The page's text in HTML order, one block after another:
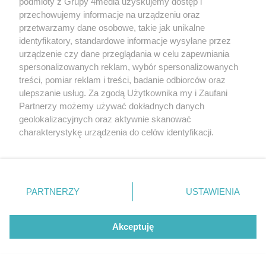
WSM chce budować przy Włościańskiej. Ekspertyza
wykazała problemy z gruntem pod przedszkolem
Autor artykułu:
Wiktor Zając
przechowujemy informacje na urządzeniu oraz
przetwarzamy dane osobowe, takie jak unikalne
identyfikatory, standardowe informacje wysyłane przez
urządzenie czy dane przeglądania w celu zapewniania
spersonalizowanych reklam, wybór spersonalizowanych
treści, pomiar reklam i treści, badanie odbiorców oraz
ulepszanie usług. Za zgodą Użytkownika my i Zaufani
Partnerzy możemy używać dokładnych danych
geolokalizacyjnych oraz aktywnie skanować
charakterystykę urządzenia do celów identyfikacji.
zmienić/wycofać klikając przycisk ustawień prywatności
znajdujący się w lewym dolnym rogu strony
. Niektóre
użytkownika, ale masz prawo sprzeciwić się takiemu
przetwarzaniu. Preferencje będą miały zastosowania tylko
PARTNERZY USTAWIENIA
Akceptuję